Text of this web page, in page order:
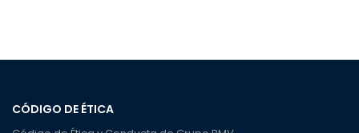
CÓDIGO DE ÉTICA